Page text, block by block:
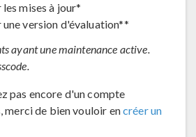
mises à jour*
une version d'évaluation**
ayant une maintenance active.
pas encore d'un compte
merci de bien vouloir encréer un